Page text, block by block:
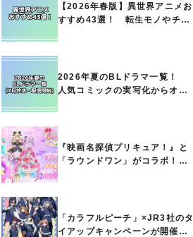
【2026年春版】異世界アニメお
すすめ43選！ 転生モノやチー
2026年夏のBLドラマ一覧！
人気コミックの実写化からオリ
『映画名探偵プリキュア！』と
「ラウンドワン」がコラボ！
「カラフルピーチ」×JR3社のタ
イアップキャンペーンが開催決